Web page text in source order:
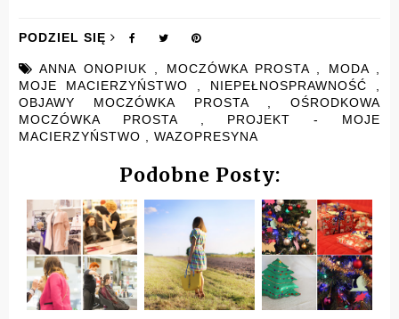
PODZIEL SIĘ
ANNA ONOPIUK , MOCZÓWKA PROSTA , MODA ,
MOJE MACIERZYŃSTWO , NIEPEŁNOSPRAWNOŚĆ ,
OBJAWY MOCZÓWKA PROSTA ,OŚRODKOWA
MOCZÓWKA PROSTA , PROJEKT - MOJE
MACIERZYŃSTWO , WAZOPRESYNA
Podobne Posty: